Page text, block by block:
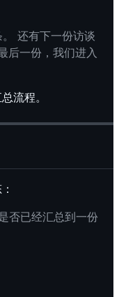
还有下一份访谈
后一份，我们进入
流程。
否已经汇总到一份